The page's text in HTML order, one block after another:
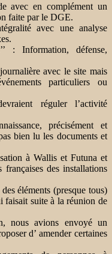
avec en complément un
faite par le DGE.
avec une analyse
: Information, défense,
avec le site mais
particuliers ou
réguler l’activité
précisément et
bien lu les documents et
à Wallis et Futuna et
françaises des installations
éléments (presque tous)
faisait suite à la réunion de
nous avions envoyé un
d’ amender certaines